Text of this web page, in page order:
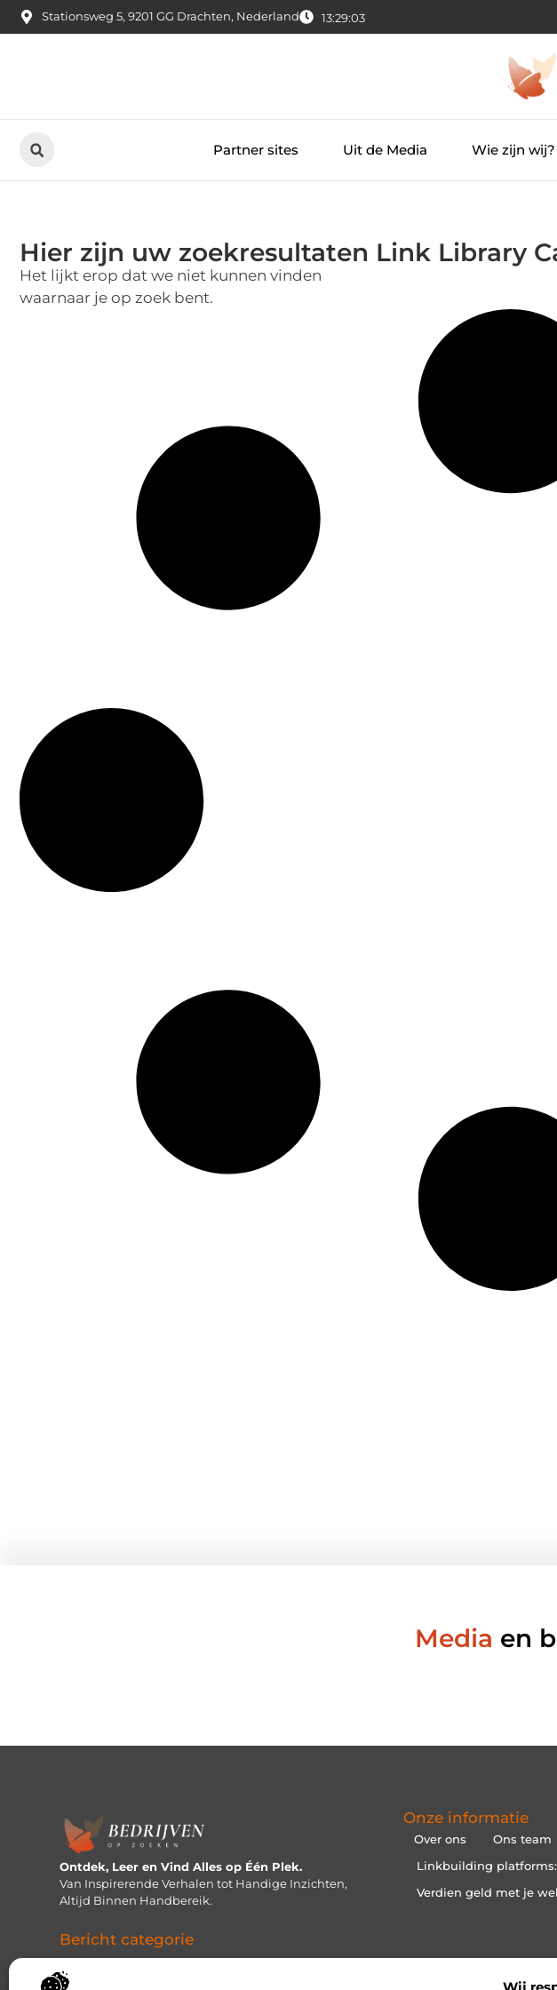
Stationsweg 5, 9201 GG Drachten, Nederland 13:29:03
Partner sites Uit de Media Wie zijn wij?
Hier zijn uw zoekresultaten Link Library
Het lijkt erop dat we niet kunnen vinden
waarnaar je op zoek bent.
Media en
Ontdek, Leer en Vind Alles op Één Plek.
Van Inspirerende Verhalen tot Handige Inzichten,
Altijd Binnen Handbereik.
Bericht categorie
Onze informatie
Over ons Ons team
Linkbuilding
Verdien geld met je